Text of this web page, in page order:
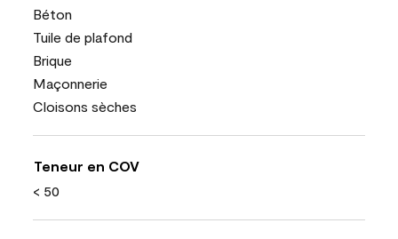
Béton
Tuile de plafond
Brique
Maçonnerie
Cloisons sèches
Teneur en COV
< 50